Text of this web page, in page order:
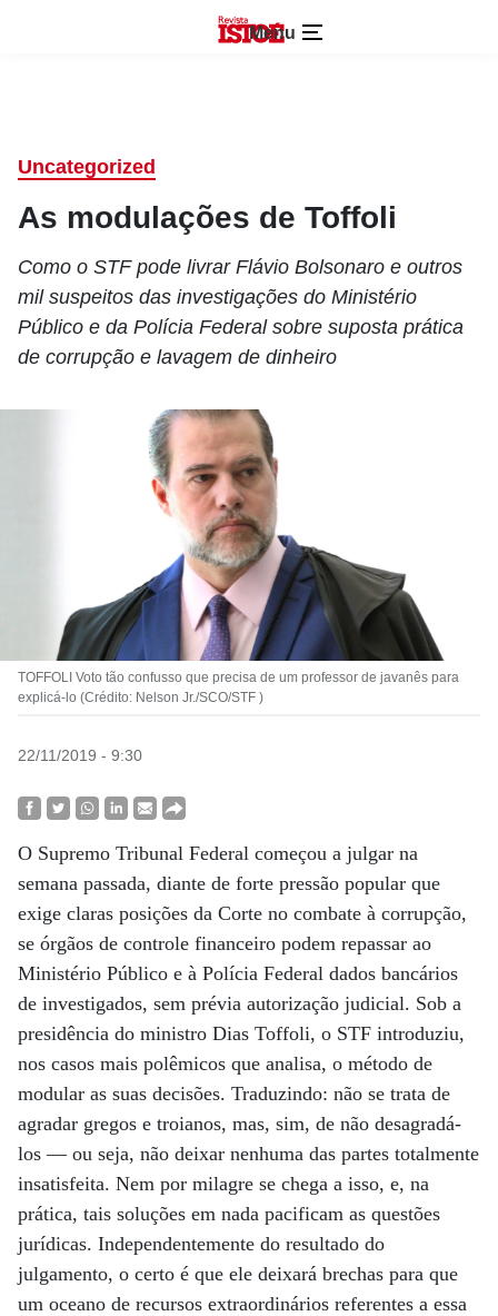
Menu
Uncategorized
As modulações de Toffoli
Como o STF pode livrar Flávio Bolsonaro e outros
mil suspeitos das investigações do Ministério
Público e da Polícia Federal sobre suposta prática
de corrupção e lavagem de dinheiro
TOFFOLI Voto tão confusso que precisa de um professor de javanês para
explicá-lo (Crédito: Nelson Jr./SCO/STF )
22/11/2019 - 9:30
O Supremo Tribunal Federal começou a julgar na
semana passada, diante de forte pressão popular que
exige claras posições da Corte no combate à corrupção,
se órgãos de controle financeiro podem repassar ao
Ministério Público e à Polícia Federal dados bancários
de investigados, sem prévia autorização judicial. Sob a
presidência do ministro Dias Toffoli, o STF introduziu,
nos casos mais polêmicos que analisa, o método de
modular as suas decisões. Traduzindo: não se trata de
agradar gregos e troianos, mas, sim, de não desagradá-
los — ou seja, não deixar nenhuma das partes totalmente
insatisfeita. Nem por milagre se chega a isso, e, na
prática, tais soluções em nada pacificam as questões
jurídicas. Independentemente do resultado do
julgamento, o certo é que ele deixará brechas para que
um oceano de recursos extraordinários referentes a essa